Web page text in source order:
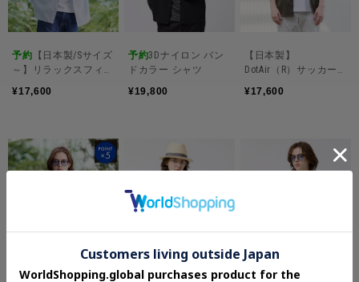
予約 【日本製/Sサイズ
～】リラックスフィッ
¥17,600
予約3Dナイロン バン
ドカラー シャツ
¥19,800
【日本製】
DotAir（R）サッカー7
¥17,600